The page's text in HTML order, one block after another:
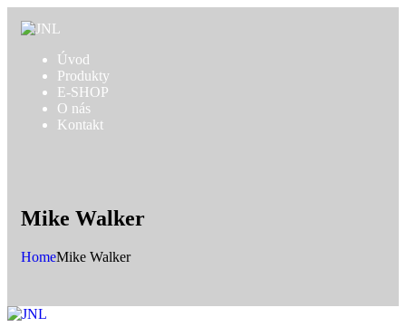
Úvod
Produkty
E-SHOP
O nás
Kontakt
Mike Walker
HomeMike Walker